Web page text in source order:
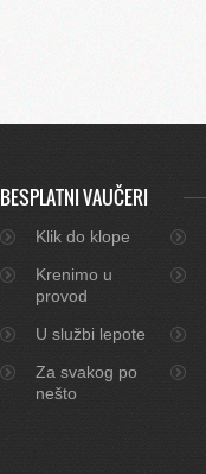
BESPLATNI VAUČERI
Klik do klope
Krenimo u
provod
U službi lepote
Za svakog po
nešto